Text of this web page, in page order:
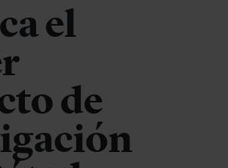
el
de